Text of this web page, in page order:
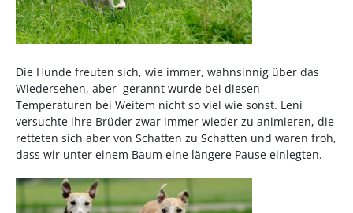
Die Hunde freuten sich, wie immer, wahnsinnig über das
Wiedersehen, aber gerannt wurde bei diesen
Temperaturen bei Weitem nicht so viel wie sonst. Leni
versuchte ihre Brüder zwar immer wieder zu animieren, die
retteten sich aber von Schatten zu Schatten und waren froh,
dass wir unter einem Baum eine längere Pause einlegten.